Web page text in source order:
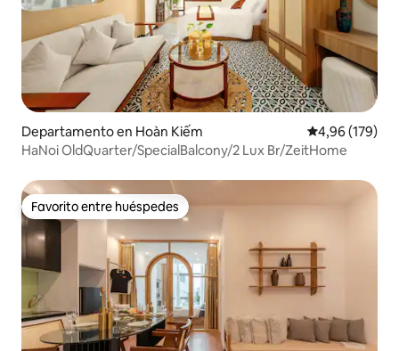
Departamento en Hoàn Kiếm Calificación
4,96 (179)
HaNoi OldQuarter/SpecialBalcony/2 Lux Br/ZeitHome
Favorito entre huéspedes
Favorito entre huéspedes